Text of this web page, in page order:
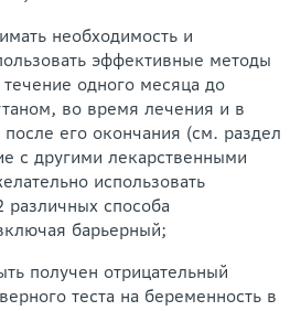
необходимость и
эффективные методы
одного месяца до
во время лечения и в
его окончания (см. раздел
с другими лекарственными
использовать
способа
барьерный;
получен отрицательный
теста на беременность в